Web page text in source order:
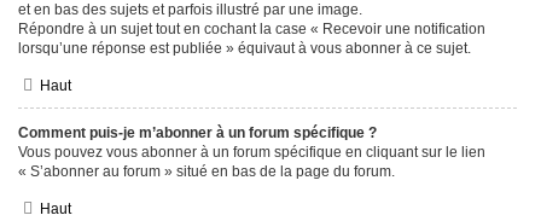
et en bas des sujets et parfois illustré par une image.
Répondre à un sujet tout en cochant la case « Recevoir une notification
lorsqu’une réponse est publiée » équivaut à vous abonner à ce sujet.
Haut
Comment puis-je m’abonner à un forum spécifique ?
Vous pouvez vous abonner à un forum spécifique en cliquant sur le lien
« S’abonner au forum » situé en bas de la page du forum.
Haut